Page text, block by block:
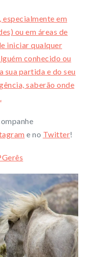
em
ou em áreas de
iniciar qualquer
conhecido ou
sua partida e do seu
saberão onde
e no Twitter!